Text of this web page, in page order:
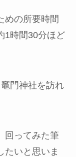
めの所要時間
1時間30分ほど
門神社を訪れ
回ってみた筆
たいと思いま